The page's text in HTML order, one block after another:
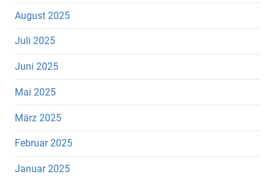
August 2025
Juli 2025
Juni 2025
Mai 2025
März 2025
Februar 2025
Januar 2025